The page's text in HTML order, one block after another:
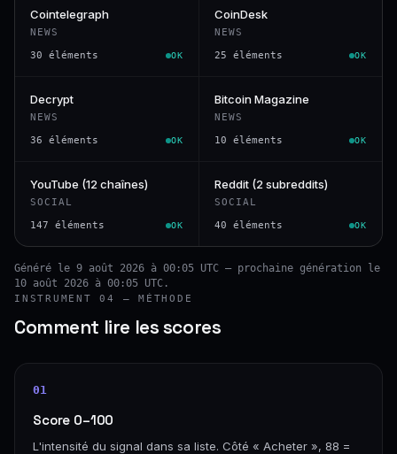
Cointelegraph
NEWS
30 éléments OK
CoinDesk
NEWS
25 éléments OK
Decrypt
NEWS
36 éléments OK
Bitcoin Magazine
NEWS
10 éléments OK
YouTube (12 chaînes)
SOCIAL
147 éléments OK
Reddit (2 subreddits)
SOCIAL
40 éléments OK
Généré le 9 août 2026 à 00:05 UTC — prochaine génération le
10 août 2026 à 00:05 UTC.
INSTRUMENT 04 — MÉTHODE
Comment lire les scores
01
Score 0–100
L'intensité du signal dans sa liste. Côté « Acheter », 88 =